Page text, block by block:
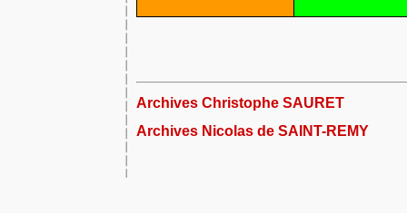
Archives Christophe SAURET
Archives Nicolas de SAINT-REMY